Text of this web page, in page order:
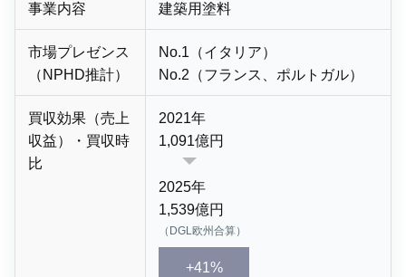
事業内容 建築用塗料
市場プレゼンス
（NPHD推計）
No.1（イタリア）
No.2（フランス、ポルトガル）
買収効果（売上
収益）・買収時
比
2021年
1,091億円
2025年
1,539億円
（DGL欧州合算）
+41%